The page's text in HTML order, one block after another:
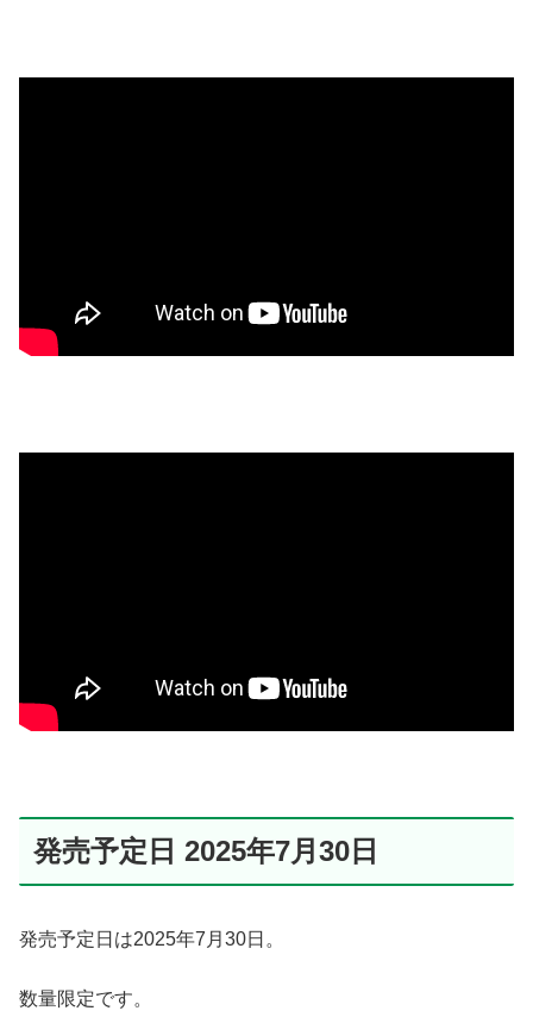
発売予定日 2025年7月30日
発売予定日は2025年7月30日。
数量限定です。